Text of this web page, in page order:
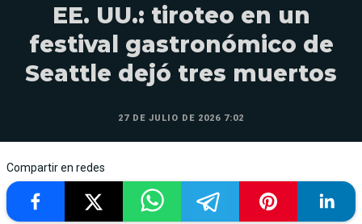
EE. UU.: tiroteo en un
festival gastronómico de
Seattle dejó tres muertos
27 DE JULIO DE 2026 7:02
Compartir en redes